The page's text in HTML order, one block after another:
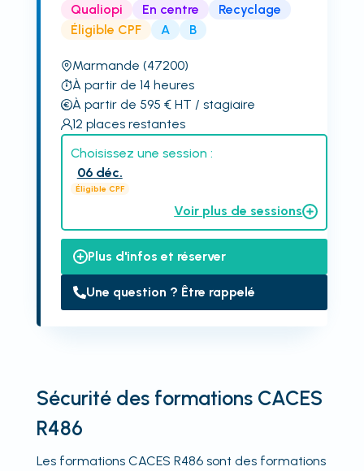
Qualiopi En centre
Recyclage
Éligible CPF
A B
Marmande (47200)
À partir de 14 heures
À partir de 595 € HT / stagiaire
12 places restantes
Choisissez une session :
06 déc.
Éligible CPF
Voir plus de sessions
Plus d'infos et réserver
Une question ? Être rappelé
Sécurité des formations CACES
R486
Les formations CACES R486 sont des formations